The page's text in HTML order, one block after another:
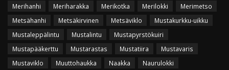
Merihanhi
Meriharakka Merikotka Merilokki
Merimetso
Metsähanhi
Metsäkirvinen Metsäviklo
Mustakurkku-uikku
Mustaleppälintu
Mustalintu
Mustapyrstökuiri
Mustapääkerttu
Mustarastas Mustatiira
Mustavaris
Mustaviklo
Muuttohaukka Naakka
Naurulokki